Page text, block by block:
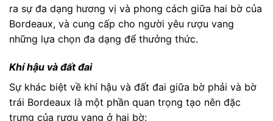
ra sự đa dạng hương vị và phong cách giữa hai bờ của
Bordeaux, và cung cấp cho người yêu rượu vang
những lựa chọn đa dạng để thưởng thức.
Khí hậu và đất đai
Sự khác biệt về khí hậu và đất đai giữa bờ phải và bờ
trái Bordeaux là một phần quan trọng tạo nên đặc
trưng của rượu vang ở hai bờ: